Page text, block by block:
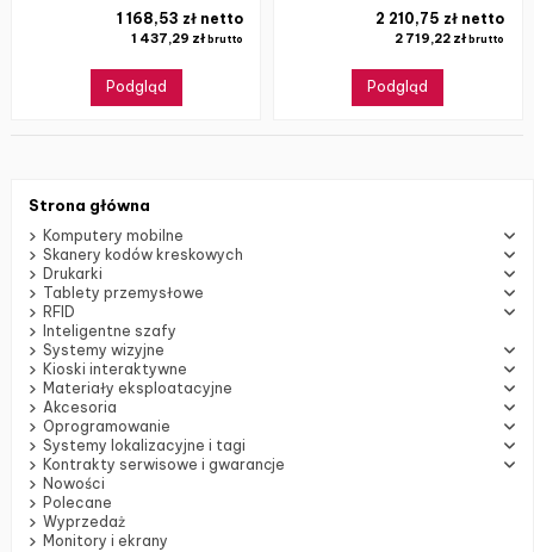
1 437,29 zł brutto
1 168,53 zł netto
Podgląd
2 719,22 złbrutto
2 210,75 zł netto
Podgląd
Strona główna
Komputery mobilne
Skanery kodów kreskowych
Drukarki
Tablety przemysłowe
RFID
Inteligentne szafy
Systemy wizyjne
Kioski interaktywne
Materiały eksploatacyjne
Akcesoria
Oprogramowanie
Systemy lokalizacyjne i tagi
Kontrakty serwisowe i gwarancje
Nowości
Polecane
Wyprzedaż
Monitory i ekrany